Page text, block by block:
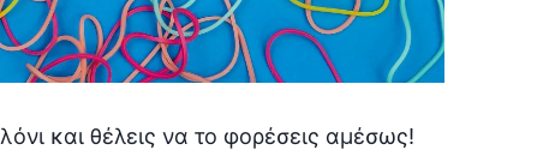
και θέλεις να το φορέσεις αμέσως!